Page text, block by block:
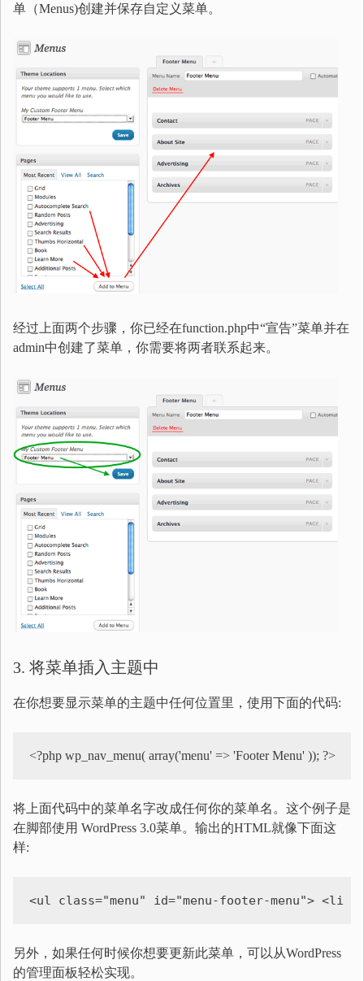
单（Menus)创建并保存自定义菜单。
经过上面两个步骤，你已经在function.php中“宣告”菜单并在
admin中创建了菜单，你需要将两者联系起来。
3. 将菜单插入主题中
在你想要显示菜单的主题中任何位置里，使用下面的代码:
<?php wp_nav_menu( array('menu' => 'Footer Menu' )); ?>
将上面代码中的菜单名字改成任何你的菜单名。这个例子是
在脚部使用 WordPress 3.0菜单。输出的HTML就像下面这
样:
<ul class="menu" id="menu-footer-menu"> <li
另外，如果任何时候你想要更新此菜单，可以从WordPress
的管理面板轻松实现。